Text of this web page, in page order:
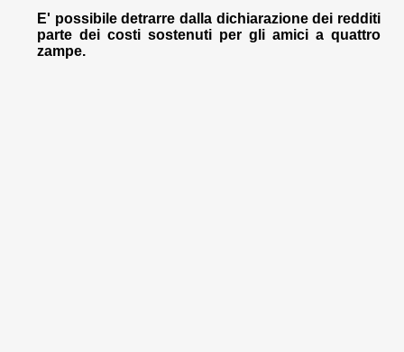
E' possibile detrarre dalla dichiarazione dei redditi
parte dei costi sostenuti per gli amici a quattro
zampe.